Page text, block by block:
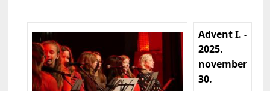
Advent I. -
2025.
november
30.